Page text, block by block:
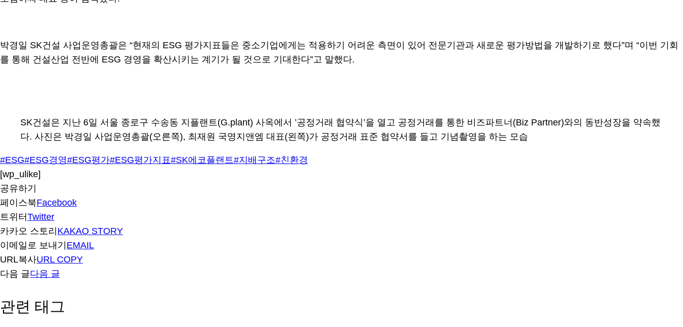
박경일 SK건설 사업운영총괄은 “현재의 ESG 평가지표들은 중소기업에게는 적용하기 어려운 측면이 있어 전문기관과 새로운 평가방법을 개발하기로 했다”며 “이번 기회
를 통해 건설산업 전반에 ESG 경영을 확산시키는 계기가 될 것으로 기대한다”고 말했다.
SK건설은 지난 6일 서울 종로구 수송동 지플랜트(G.plant) 사옥에서 ’공정거래 협약식’을 열고 공정거래를 통한 비즈파트너(Biz Partner)와의 동반성장을 약속했
다. 사진은 박경일 사업운영총괄(오른쪽), 최재원 국영지앤엠 대표(왼쪽)가 공정거래 표준 협약서를 들고 기념촬영을 하는 모습
#ESG#ESG경영#ESG평가#ESG평가지표#SK에코플랜트#지배구조#친환경
[wp_ulike]
공유하기
페이스북Facebook
트위터 Twitter
카카오 스토리 KAKAO STORY
이메일로 보내기 EMAIL
URL복사URL COPY
다음 글다음 글
관련 태그